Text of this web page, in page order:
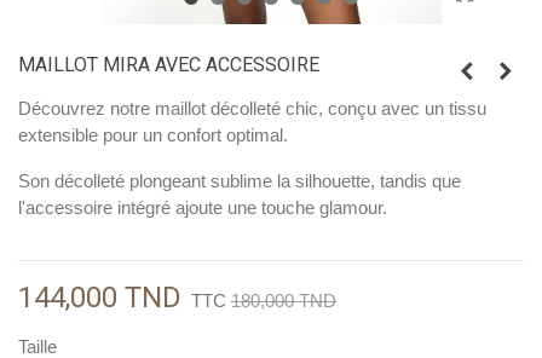
MAILLOT MIRA AVEC ACCESSOIRE
Découvrez notre maillot décolleté chic, conçu avec un tissu
extensible pour un confort optimal.
Son décolleté plongeant sublime la silhouette, tandis que
l'accessoire intégré ajoute une touche glamour.
144,000 TND TTC 180,000 TND
Taille